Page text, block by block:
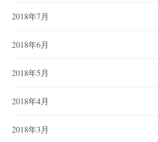
2018年7月
2018年6月
2018年5月
2018年4月
2018年3月